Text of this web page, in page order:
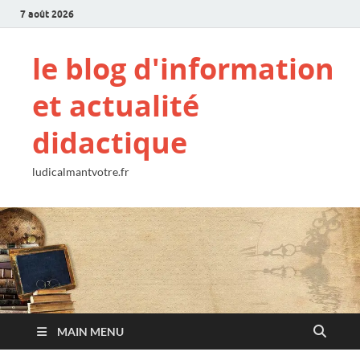
7 août 2026
le blog d'information
et actualité
didactique
ludicalmantvotre.fr
MAIN MENU